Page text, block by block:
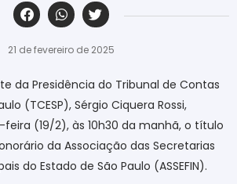
‎ ‎ ‎ ‎ ‎ ‎ ‎ ‎ ‎ ‎ ‎ ‎ ‎ ‎ ‎ ‎ ‎ ‎ ‎ ‎ ‎ ‎ ‎ ‎ ‎ ‎ ‎ ‎ ‎ ‎ ‎
21 de fevereiro de 2025
da Presidência do Tribunal de Contas
(TCESP), Sérgio Ciquera Rossi,
(19/2), às 10h30 da manhã, o título
da Associação das Secretarias
do Estado de São Paulo (ASSEFIN).